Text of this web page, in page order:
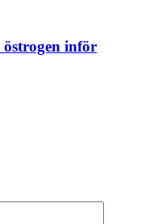
östrogen inför